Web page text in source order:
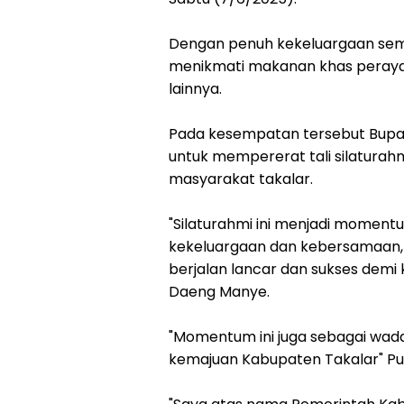
Dengan penuh kekeluargaan
menikmati makanan khas
lainnya.
Pada kesempatan tersebut
untuk mempererat tali
masyarakat takalar.
"Silaturahmi ini menjadi
kekeluargaan dan
berjalan lancar dan sukses
Daeng Manye.
"Momentum ini juga sebagai
kemajuan Kabupaten Takalar"